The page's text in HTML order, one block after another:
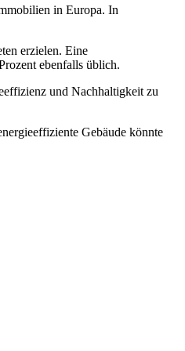
in Europa. In
erzielen. Eine
ebenfalls üblich.
und Nachhaltigkeit zu
Gebäude könnte